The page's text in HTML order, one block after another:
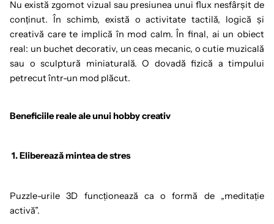
Nu există zgomot vizual sau presiunea unui flux nesfârșit de
conținut. În schimb, există o activitate tactilă, logică și
creativă care te implică în mod calm. În final, ai un obiect
real: un buchet decorativ, un ceas mecanic, o cutie muzicală
sau o sculptură miniaturală. O dovadă fizică a timpului
petrecut într-un mod plăcut.
Beneficiile reale ale unui hobby creativ
1. Eliberează mintea de stres
Puzzle-urile 3D funcționează ca o formă de „meditație
activă”.